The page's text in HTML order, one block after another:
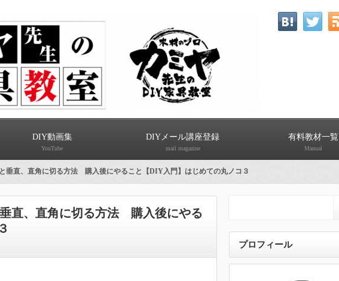
DIY動画集
YouTube
DIYメール講座登録
mail magazine
有料教材一覧
Manual
垂直、直角に切る方法 購入後にやること【DIY入門】はじめての丸ノコ３
直、直角に切る方法 購入後にやる
プロフィール